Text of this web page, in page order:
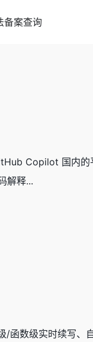
备案查询
Copilot 国内
解释...
函数级实时续写、